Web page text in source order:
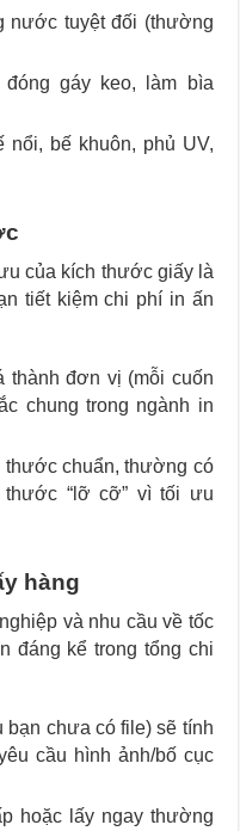
nước tuyệt đối (thường
gáy keo, làm bìa
nổi, bế khuôn, phủ UV,
của kích thước giấy là
tiết kiệm chi phí in ấn
thành đơn vị (mỗi cuốn
chung trong ngành in
thước chuẩn, thường có
“lỡ cỡ” vì tối ưu
hàng
và nhu cầu về tốc
đáng kể trong tổng chi
bạn chưa có file) sẽ tính
cầu hình ảnh/bố cục
hoặc lấy ngay thường